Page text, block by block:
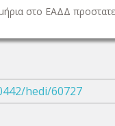
στο ΕΑΔΔ
hedi/60727